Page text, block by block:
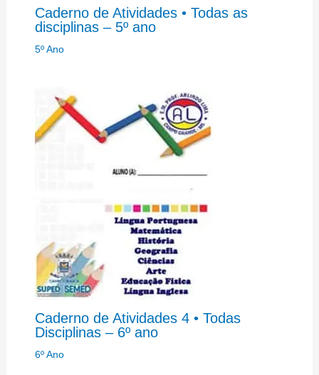
Caderno de Atividades • Todas as
disciplinas – 5º ano
5º Ano
Caderno de Atividades 4 • Todas
Disciplinas – 6º ano
6º Ano